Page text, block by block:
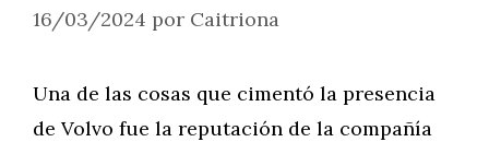
16/03/2024 por Caitriona
Una de las cosas que cimentó la presencia
de Volvo fue la reputación de la compañía